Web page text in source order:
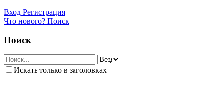
Вход Регистрация
Что нового? Поиск
Поиск
Искать только в заголовках